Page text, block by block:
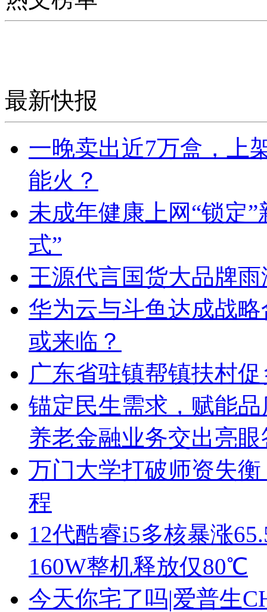
最新快报
一晚卖出近7万盒，上
能火？
未成年健康上网“锁定
式”
王源代言国货大品牌
华为云与斗鱼达成战
或来临？
广东省驻镇帮镇扶村
锚定民生需求，赋能
养老金融业务交出亮眼
万门大学打破师资失
程
12代酷睿i5多核暴涨
160W整机释放仅80℃
今天你宅了吗|爱普生